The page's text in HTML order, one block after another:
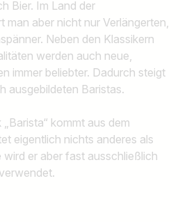
Bier. Im Land der
man aber nicht nur Verlängerten,
Neben den Klassikern
werden auch neue,
immer beliebter. Dadurch steigt
ausgebildeten Baristas.
kommt aus dem
eigentlich nichts anderes als
wird er aber fast ausschließlich